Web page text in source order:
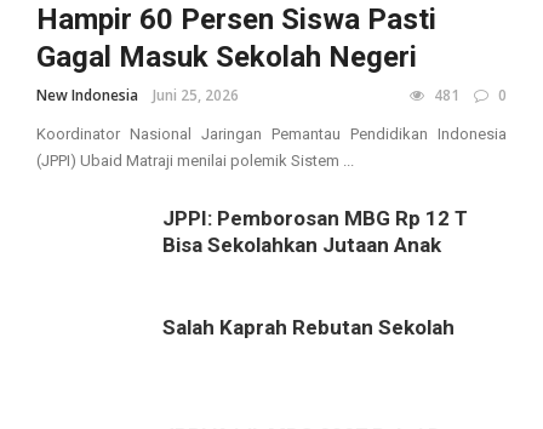
Hampir 60 Persen Siswa Pasti
Gagal Masuk Sekolah Negeri
New Indonesia Juni 25, 2026 481 0
Koordinator Nasional Jaringan Pemantau Pendidikan Indonesia
(JPPI) Ubaid Matraji menilai polemik Sistem ...
JPPI: Pemborosan MBG Rp 12 T
Bisa Sekolahkan Jutaan Anak
Salah Kaprah Rebutan Sekolah